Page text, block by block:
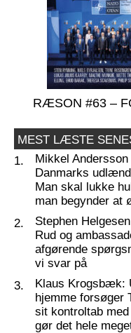
RÆSON #63 –
MEST LÆSTE
1.
Mikkel Andersson
Danmarks
Man skal lukke
man begynder at
2.
Stephen
Rud og
afgørende
vi svar på
3.
Klaus Krogsbæk:
hjemme forsøger
sit kontroltab
gør det hele